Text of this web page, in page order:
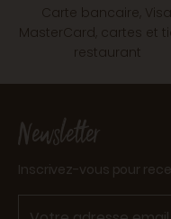
Carte bancaire, Visa,
MasterCard, cartes et
restaurant
Newsletter
Inscrivez-vous pour